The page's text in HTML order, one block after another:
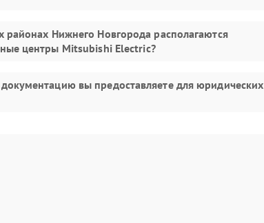
районах Нижнего Новгорода располагаются
центры Mitsubishi Electric?
вы предоставляете для юридических